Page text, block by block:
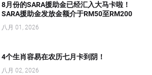
8月份的SARA援助金已经汇入大马卡啦！
SARA援助金发放金额介于RM50至RM200
八月 01, 2026
4个生肖容易在农历七月卡到阴！
八月 02, 2026